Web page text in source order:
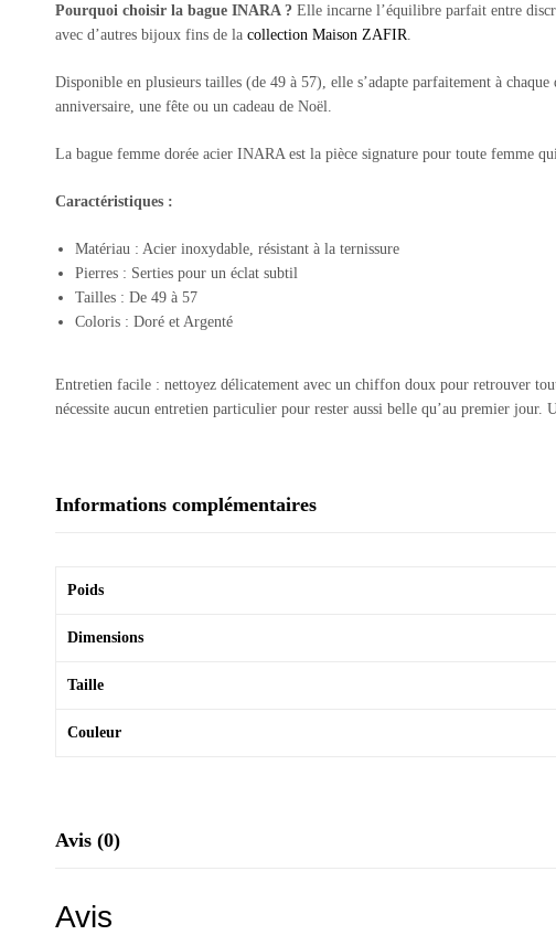
Pourquoi choisir la bague INARA ? Elle incarne l’équilibre parfait entre
avec d’autres bijoux fins de la collection Maison ZAFIR
Disponible en plusieurs tailles (de 49 à 57), elle s’adapte parfaitement à
anniversaire, une fête ou un cadeau de Noël.
La bague femme dorée acier INARA est la pièce signature pour toute femme
Caractéristiques :
Matériau : Acier inoxydable, résistant à la ternissure
Pierres : Serties pour un éclat subtil
Tailles : De 49 à 57
Coloris : Doré et Argenté
Entretien facile : nettoyez délicatement avec un chiffon doux pour retrouver
nécessite aucun entretien particulier pour rester aussi belle qu’au premier jour.
Informations complémentaires
Poids
Dimensions
Taille
Couleur
Avis (0)
Avis